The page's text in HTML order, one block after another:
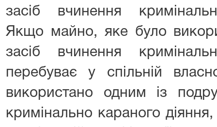
засіб вчинення
Якщо майно, яке було
засіб вчинення
перебуває у спільній
використано одним із
кримінально караного